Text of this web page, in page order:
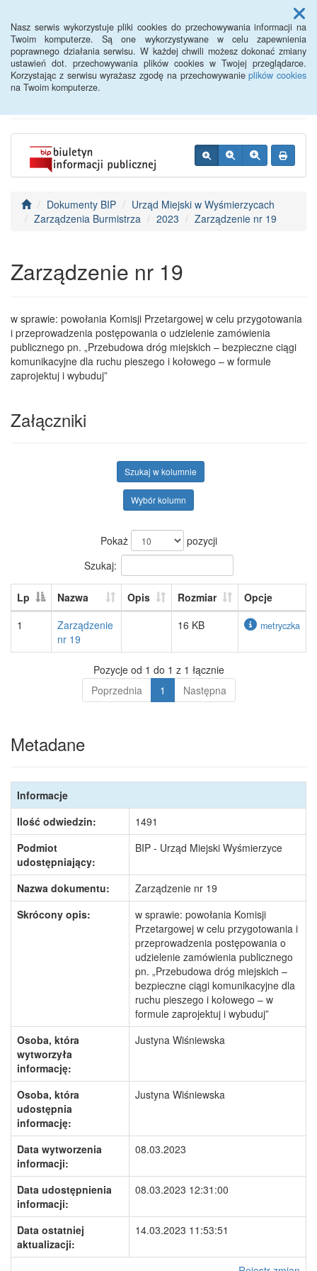
Nasz serwis wykorzystuje pliki cookies do przechowywania informacji na
Twoim komputerze. Są one wykorzystywane w celu zapewnienia
poprawnego działania serwisu. W każdej chwili możesz dokonać zmiany
ustawień dot. przechowywania plików cookies w Twojej przeglądarce.
Korzystając z serwisu wyrażasz zgodę na przechowywanieplików cookies
na Twoim komputerze.
Menu
BIP - Urząd Miejski
Wyśmierzyce
Dokumenty BIP
Urząd Miejski w Wyśmierzycach
Zarządzenia Burmistrza
2023 Zarządzenie nr 19
Zarządzenie nr 19
w sprawie: powołania Komisji Przetargowej w celu przygotowania
i przeprowadzenia postępowania o udzielenie zamówienia
publicznego pn. „Przebudowa dróg miejskich – bezpieczne ciągi
komunikacyjne dla ruchu pieszego i kołowego – w formule
zaprojektuj i wybuduj”
Załączniki
Szukaj w kolumnie
Wybór kolumn
Pokaż
pozycji
Szukaj:
Lp Nazwa Opis Rozmiar
Opcje
1
Zarządzenie
nr 19
16 KB metryczka
Pozycje od 1 do 1 z 1 łącznie
Poprzednia
1 Następna
Metadane
Informacje
Ilość odwiedzin:
1491
Podmiot
udostępniający:
BIP - Urząd Miejski Wyśmierzyce
Nazwa dokumentu:
Zarządzenie nr 19
Skrócony opis:
w sprawie: powołania Komisji
Przetargowej w celu przygotowania i
przeprowadzenia postępowania o
udzielenie zamówienia publicznego
pn. „Przebudowa dróg miejskich –
bezpieczne ciągi komunikacyjne dla
ruchu pieszego i kołowego – w
formule zaprojektuj i wybuduj”
Osoba, która
wytworzyła
informację:
Justyna Wiśniewska
Osoba, która
udostępnia
informację:
Justyna Wiśniewska
Data wytworzenia
informacji:
08.03.2023
Data udostępnienia
informacji:
08.03.2023 12:31:00
Data ostatniej
aktualizacji:
14.03.2023 11:53:51